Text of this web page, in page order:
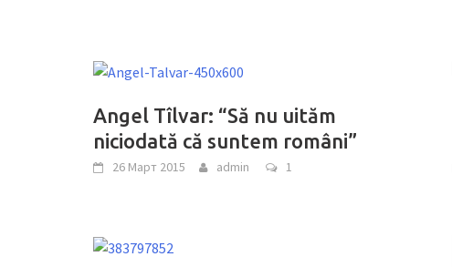
Angel Tîlvar: “Să nu uităm
niciodată că suntem români”
26 Март 2015 admin 1